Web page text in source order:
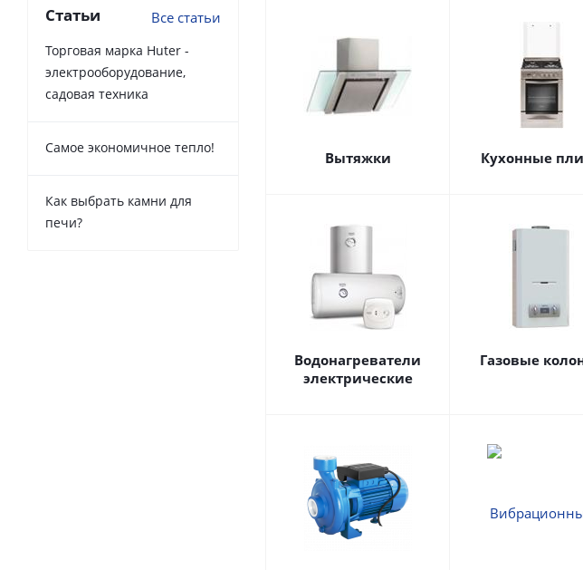
Вытяжки Кухонные
Водонагреватели
электрические
Газовые
Статьи Все статьи
Торговая марка Huter -
электрооборудование,
садовая техника
Самое экономичное тепло!
Как выбрать камни для
печи?